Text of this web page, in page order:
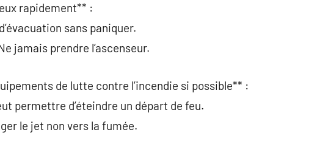
rapidement** :
sans paniquer.
jamais prendre l’ascenseur.
de lutte contre l’incendie si possible** :
permettre d’éteindre un départ de feu.
le jet non vers la fumée.